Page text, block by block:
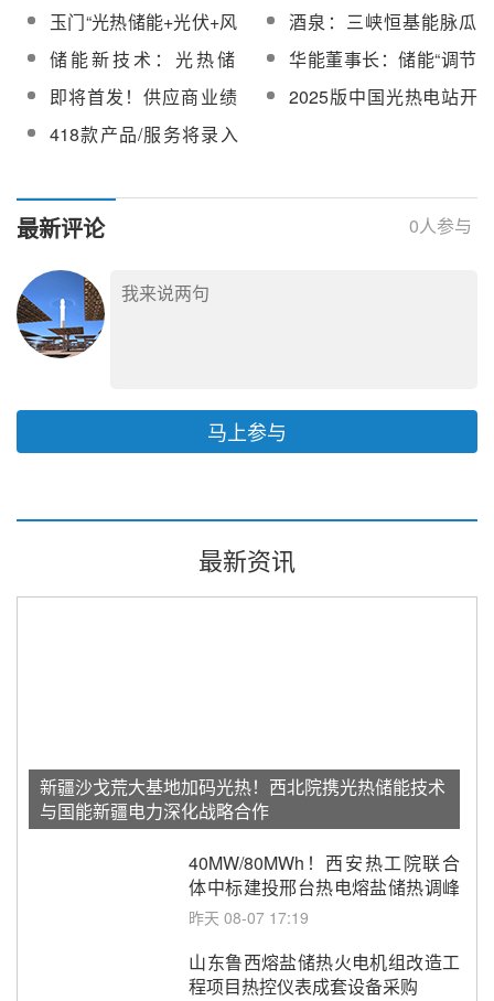
设备采购
电”示范项目40万千瓦光
伏发电工程提前40天完
工
70万千瓦“光热储能+”项
目建设现场
玉门“光热储能+光伏+风
电”示范项目20万千瓦风
电工程项目顺利发货
酒泉：三峡恒基能脉瓜
州70万千瓦“光热储能+”
等项目建设大提速，赋
能经济社会高质量发展
储能新技术：光热储
能、TCO玻璃等产业链
机会分析
华能董事长：储能“调节
器”在构建新型电力系统
中发挥着至关重要的作
即将首发！供应商业绩
将录入2024版《中国光
热电站开发供应链指
2025版中国光热电站开
418款产品/服务将录入
名录】
最新评论 0人参与
马上参与
最新资讯
新疆沙戈荒大基地加码光热！西北院携光热储能技术
与国能新疆电力深化战略合作
40MW/80MWh！西安热工院联合
体中标建投邢台热电熔盐储热调峰
调频改造EPC项目
昨天 08-07 17:19
山东鲁西熔盐储热火电机组改造工
程项目热控仪表成套设备采购